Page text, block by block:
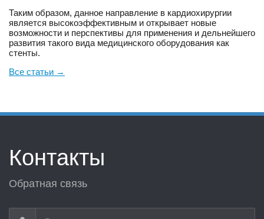
Таким образом, данное направление в кардиохирургии
является высокоэффективным и открывает новые
возможности и перспективы для применения и дельнейшего
развития такого вида медицинского оборудования как
стенты.
Все статьи →
Контакты
Обратная связь